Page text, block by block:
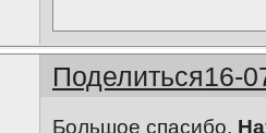
Поделиться16-
Большое спасибо,